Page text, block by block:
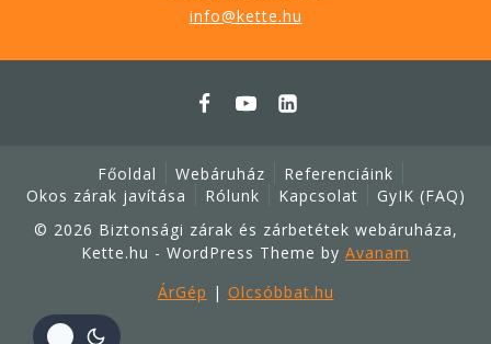
info@kette.hu
Főoldal Webáruház
Referenciáink
Okos zárak javítása
Rólunk Kapcsolat
GyIK (FAQ)
© 2026 Biztonsági zárak és zárbetétek webáruháza,
Kette.hu - WordPress Theme by Avanam
ÁrGép | Olcsóbbat.hu